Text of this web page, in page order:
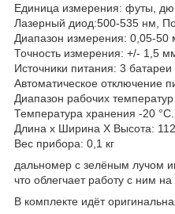
Единица измерения: футы,
Лазерный диод:500-535 нм,
Диапазон измерения: 0,05-50
Точность измерения: +/- 1,5
Источники питания: 3
Автоматическое отключение
Диапазон рабочих
Температура хранения -20
Длина х Ширина Х Высота:
Вес прибора: 0,1 кг
дальномер с зелёным лучом
что облегчает работу с ним
В комплекте идёт